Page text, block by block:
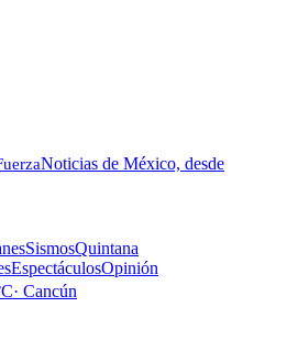
Noticias de México, desde
SismosQuintana
EspectáculosOpinión
· Cancún